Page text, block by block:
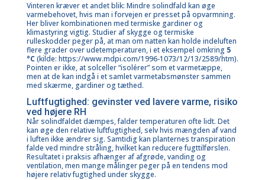
Vinteren kræver et andet blik: Mindre solindfald kan øge
varmebehovet, hvis man i forvejen er presset på opvarmning.
Her bliver kombinationen med termiske gardiner og
klimastyring vigtig. Studier af skygge og termiske
rulleskodder peger på, at man om natten kan holde indeluften
flere grader over udetemperaturen, i et eksempel omkring 5
°C(kilde: https://www.mdpi.com/1996-1073/12/13/2589/htm).
Pointen er ikke, at solceller “isolérer” som et varmetæppe,
men at de kan indgå i et samlet varmetabsmønster sammen
med skærme, gardiner og tæthed.
Luftfugtighed: gevinster ved lavere varme, risiko
ved højere RH
Når solindfaldet dæmpes, falder temperaturen ofte lidt. Det
kan øge den relative luftfugtighed, selv hvis mængden af vand
i luften ikke ændrer sig. Samtidig kan planternes transpiration
falde ved mindre stråling, hvilket kan reducere fugttilførslen.
Resultatet i praksis afhænger af afgrøde, vanding og
ventilation, men mange målinger peger på en tendens mod
højere relativ fugtighed under skygge.